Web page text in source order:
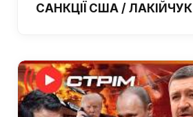
САНКЦІЇ США / ЛАКІЙЧУК